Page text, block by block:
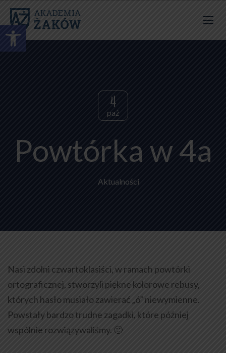
4
paź
Powtórka w 4a
Aktualności
Nasi zdolni czwartoklasiści, w ramach powtórki
ortograficznej, stworzyli piękne kolorowe rebusy,
których hasło musiało zawierać „ó” niewymienne.
Powstały bardzo trudne zagadki, które później
wspólnie rozwiązywaliśmy. 🙂
Otwórz pasek narzędzi